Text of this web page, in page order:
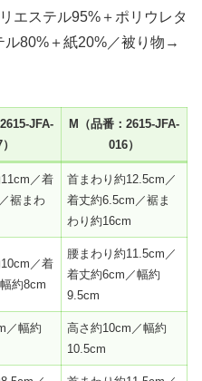
エステル95%＋ポリウレタ
80%＋紙20%／被り物→
JFA-
M（品番：2615-JFA-
016）
／着
裾まわ
首まわり約12.5cm／
着丈約6.5cm／裾ま
わり約16cm
／着
約8cm
腰まわり約11.5cm／
着丈約6cm／幅約
9.5cm
／幅約
高さ約10cm／幅約
10.5cm